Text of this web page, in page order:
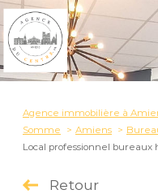
Accueil
Agence immobilière à
Somme
Amiens
Local professionnel
Retour